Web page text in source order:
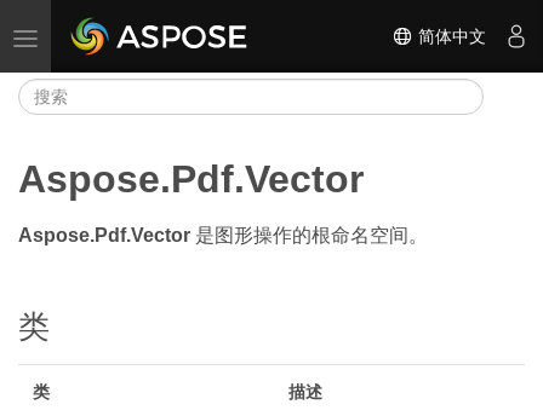
切换导航 简体中文
Aspose.Pdf.Vector
Aspose.Pdf.Vector 是图形操作的根命名空间。
类
类 描述